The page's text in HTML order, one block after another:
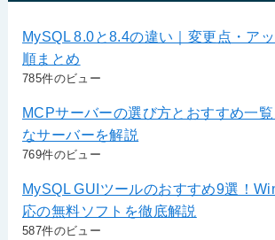
MySQL 8.0と8.4の違い｜変更点・ア
順まとめ
785件のビュー
MCPサーバーの選び方とおすすめ一
なサーバーを解説
769件のビュー
MySQL GUIツールのおすすめ9選！
応の無料ソフトを徹底解説
587件のビュー